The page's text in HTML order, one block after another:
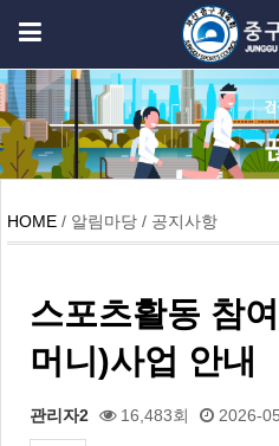
HOME / 알림마당 / 공지사항
스포츠활동 참
머니)사업 안내
관리자2 16,483회 2026-